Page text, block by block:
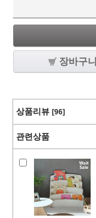
장바구니
상품리뷰 [96]
관련상품